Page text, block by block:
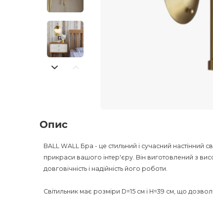
Опис
BALL WALL Бра - це стильний і сучасний настінний
прикраси вашого інтер'єру. Він виготовлений з
довговічність і надійність його роботи.
Світильник має розміри D=15 см і H=39 см, що